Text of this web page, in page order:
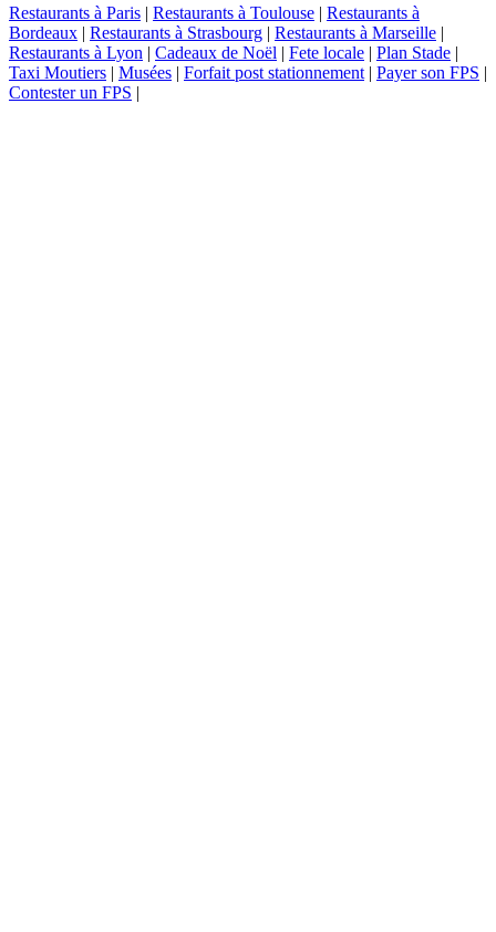
Restaurants à Paris | Restaurants à Toulouse | Restaurants à
Bordeaux | Restaurants à Strasbourg | Restaurants à Marseille |
Restaurants à Lyon | Cadeaux de Noël | Fete locale | Plan Stade |
Taxi Moutiers | Musées | Forfait post stationnement | Payer son FPS |
Contester un FPS |